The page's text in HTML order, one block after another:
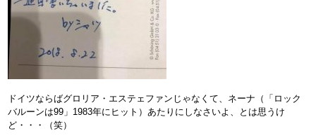
ドイツならばグロリア・エステェファンじゃなくて、ネーナ（「ロック
バルーンは99」1983年にヒット）あたりにしなさいよ、とは思うけ
ど・・・（笑）